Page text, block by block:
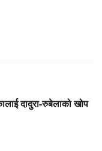
दादुरा-रुबेलाको खोप